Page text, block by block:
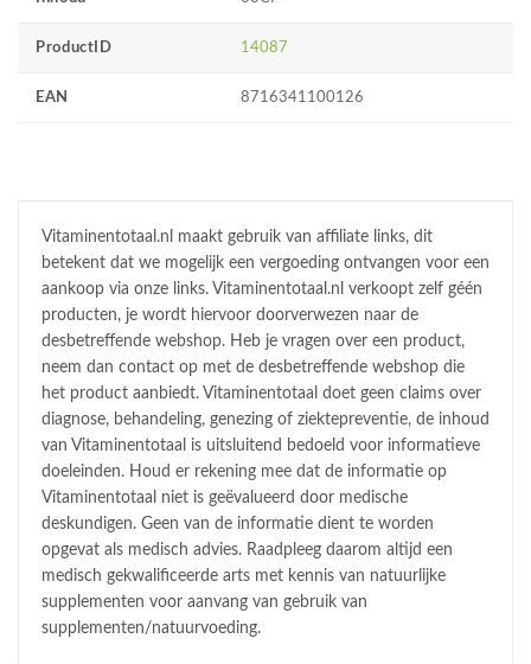
ProductID 14087
EAN 8716341100126
Vitaminentotaal.nl maakt gebruik van affiliate links, dit
betekent dat we mogelijk een vergoeding ontvangen voor een
aankoop via onze links. Vitaminentotaal.nl verkoopt zelf géén
producten, je wordt hiervoor doorverwezen naar de
desbetreffende webshop. Heb je vragen over een product,
neem dan contact op met de desbetreffende webshop die
het product aanbiedt. Vitaminentotaal doet geen claims over
diagnose, behandeling, genezing of ziektepreventie, de inhoud
van Vitaminentotaal is uitsluitend bedoeld voor informatieve
doeleinden. Houd er rekening mee dat de informatie op
Vitaminentotaal niet is geëvalueerd door medische
deskundigen. Geen van de informatie dient te worden
opgevat als medisch advies. Raadpleeg daarom altijd een
medisch gekwalificeerde arts met kennis van natuurlijke
supplementen voor aanvang van gebruik van
supplementen/natuurvoeding.